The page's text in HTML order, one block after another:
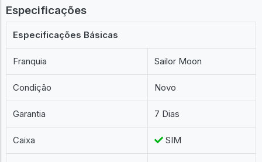
Especificações
Especificações Básicas
Franquia Sailor Moon
Condição Novo
Garantia 7 Dias
Caixa SIM